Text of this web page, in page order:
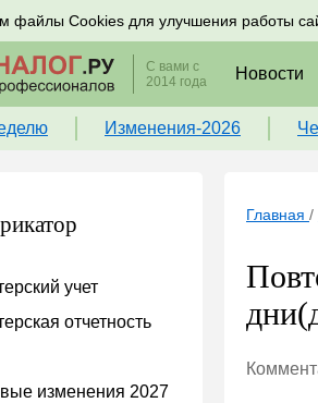
файлы Cookies для улучшения работы
на новости по налогам, учету и
С вами с
2014 года
Новости
Изменения-2026
учет
отчетность
изменения 2027
Главная /